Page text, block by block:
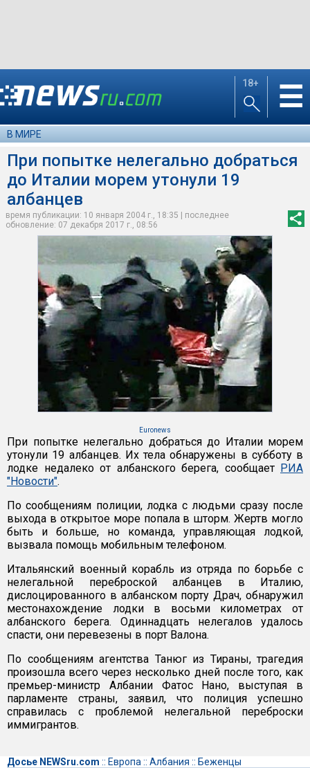
18+ ☰
В МИРЕ
При попытке нелегально добраться
до Италии морем утонули 19
албанцев
время публикации: 10 января 2004 г., 18:35 | последнее
обновление: 07 декабря 2017 г., 08:56
Euronews
При попытке нелегально добраться до Италии морем
утонули 19 албанцев. Их тела обнаружены в субботу в
лодке недалеко от албанского берега, сообщает РИА
"Новости".
По сообщениям полиции, лодка с людьми сразу после
выхода в открытое море попала в шторм. Жертв могло
быть и больше, но команда, управляющая лодкой,
вызвала помощь мобильным телефоном.
Итальянский военный корабль из отряда по борьбе с
нелегальной переброской албанцев в Италию,
дислоцированного в албанском порту Драч, обнаружил
местонахождение лодки в восьми километрах от
албанского берега. Одиннадцать нелегалов удалось
спасти, они перевезены в порт Валона.
По сообщениям агентства Танюг из Тираны, трагедия
произошла всего через несколько дней после того, как
премьер-министр Албании Фатос Нано, выступая в
парламенте страны, заявил, что полиция успешно
справилась с проблемой нелегальной переброски
иммигрантов.
Досье NEWSru.com :: Европа :: Албания :: Беженцы